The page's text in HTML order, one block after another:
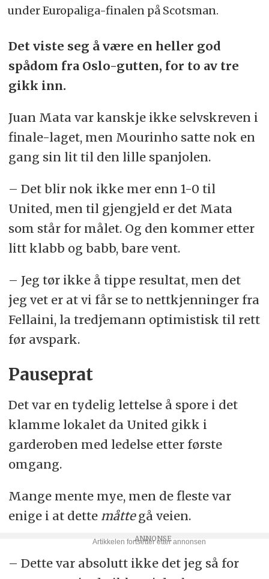
under Europaliga-finalen på Scotsman.
Det viste seg å være en heller god
spådom fra Oslo-gutten, for to av tre
gikk inn.
Juan Mata var kanskje ikke selvskreven i
finale-laget, men Mourinho satte nok en
gang sin lit til den lille spanjolen.
– Det blir nok ikke mer enn 1-0 til
United, men til gjengjeld er det Mata
som står for målet. Og den kommer etter
litt klabb og babb, bare vent.
– Jeg tør ikke å tippe resultat, men det
jeg vet er at vi får se to nettkjenninger fra
Fellaini, la tredjemann optimistisk til rett
før avspark.
Pauseprat
Det var en tydelig lettelse å spore i det
klamme lokalet da United gikk i
garderoben med ledelse etter første
omgang.
Mange mente mye, men de fleste var
enige i at dette måttegå veien.
– Dette var absolutt ikke det jeg så for